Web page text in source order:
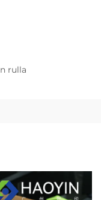
rulla